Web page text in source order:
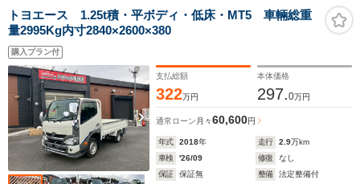
トヨエース 1.25t積・平ボディ・低床・MT5 車輛総重
量2995Kg内寸2840×2600×380
購入プラン付
支払総額
322万円
本体価格
297.0万円
通常ローン 月々60,600円
年式 2018年 走行 2.9万km
車検
'26/09 修復
なし
保証
保証無 整備
法定整備付